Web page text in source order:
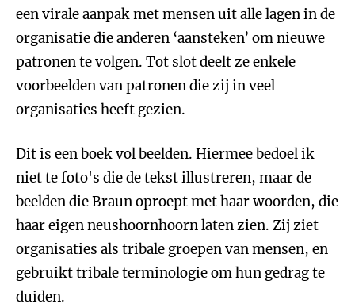
een virale aanpak met mensen uit alle lagen in de
organisatie die anderen ‘aansteken’ om nieuwe
patronen te volgen. Tot slot deelt ze enkele
voorbeelden van patronen die zij in veel
organisaties heeft gezien.
Dit is een boek vol beelden. Hiermee bedoel ik
niet te foto's die de tekst illustreren, maar de
beelden die Braun oproept met haar woorden, die
haar eigen neushoornhoorn laten zien. Zij ziet
organisaties als tribale groepen van mensen, en
gebruikt tribale terminologie om hun gedrag te
duiden.